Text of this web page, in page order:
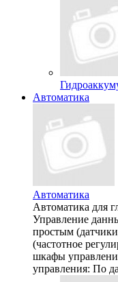
Автоматика
Автоматика
Автоматика для
Управление
простым
(частотное
шкафы
управления: По